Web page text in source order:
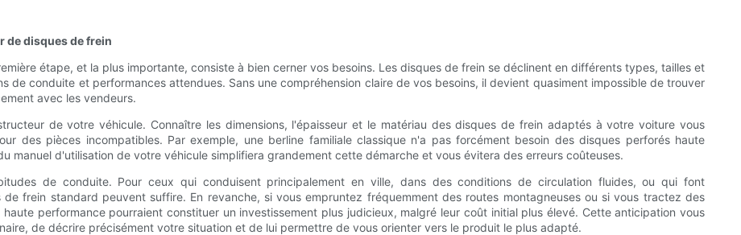
de disques de frein
étape, et la plus importante, consiste à bien cerner vos besoins. Les disques de frein se déclinent en différents types, tailles et
de conduite et performances attendues. Sans une compréhension claire de vos besoins, il devient quasiment impossible de trouver
avec les vendeurs.
de votre véhicule. Connaître les dimensions, l'épaisseur et le matériau des disques de frein adaptés à votre voiture vous
des pièces incompatibles. Par exemple, une berline familiale classique n'a pas forcément besoin des disques perforés haute
manuel d'utilisation de votre véhicule simplifiera grandement cette démarche et vous évitera des erreurs coûteuses.
de conduite. Pour ceux qui conduisent principalement en ville, dans des conditions de circulation fluides, ou qui font
frein standard peuvent suffire. En revanche, si vous empruntez fréquemment des routes montagneuses ou si vous tractez des
performance pourraient constituer un investissement plus judicieux, malgré leur coût initial plus élevé. Cette anticipation vous
de décrire précisément votre situation et de lui permettre de vous orienter vers le produit le plus adapté.